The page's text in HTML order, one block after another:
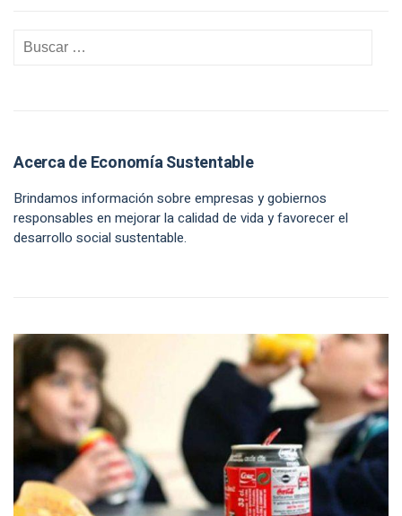
Acerca de Economía Sustentable
Brindamos información sobre empresas y gobiernos
responsables en mejorar la calidad de vida y favorecer el
desarrollo social sustentable.